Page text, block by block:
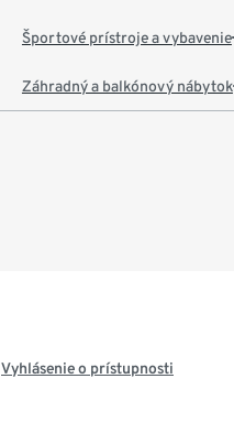
Športové prístroje a vybavenie
Záhradný a balkónový nábytok
Vyhlásenie o prístupnosti